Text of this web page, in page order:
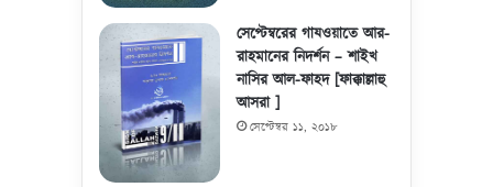
সেপ্টেম্বরের গাযওয়াতে আর-
রাহমানের নিদর্শন – শাইখ
নাসির আল-ফাহদ [ফাক্কাল্লাহু
আসরা ]
সেপ্টেম্বর ১১, ২০১৮